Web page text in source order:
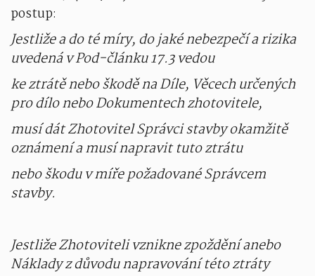
postup:
Jestliže a do té míry, do jaké nebezpečí a rizika
uvedená v Pod-článku 17.3 vedou
ke ztrátě nebo škodě na Díle, Věcech určených
pro dílo nebo Dokumentech zhotovitele,
musí dát Zhotovitel Správci stavby okamžitě
oznámení a musí napravit tuto ztrátu
nebo škodu v míře požadované Správcem
stavby.
Jestliže Zhotoviteli vznikne zpoždění anebo
Náklady z důvodu napravování této ztráty